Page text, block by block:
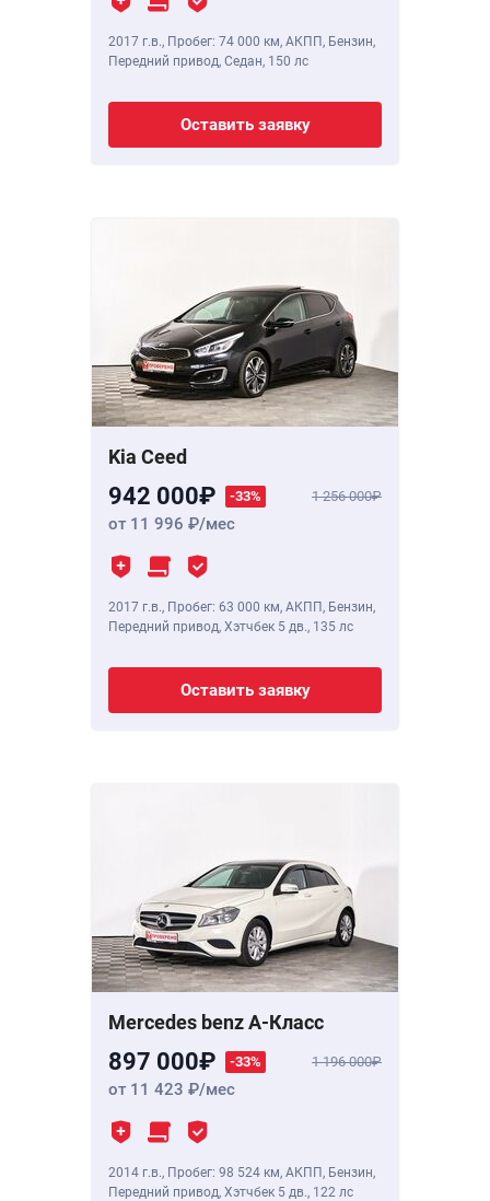
2017 г.в., Пробег: 74 000 км, АКПП, Бензин,
Передний привод, Седан, 150 лс
Оставить заявку
Kia Ceed
942 000 -33% 1 256 000
от 11 996 /мес
2017 г.в., Пробег: 63 000 км, АКПП, Бензин,
Передний привод, Хэтчбек 5 дв., 135 лс
Оставить заявку
Mercedes benz A-Класс
897 000 -33% 1 196 000
от 11 423 /мес
2014 г.в., Пробег: 98 524 км, АКПП, Бензин,
Передний привод, Хэтчбек 5 дв., 122 лс